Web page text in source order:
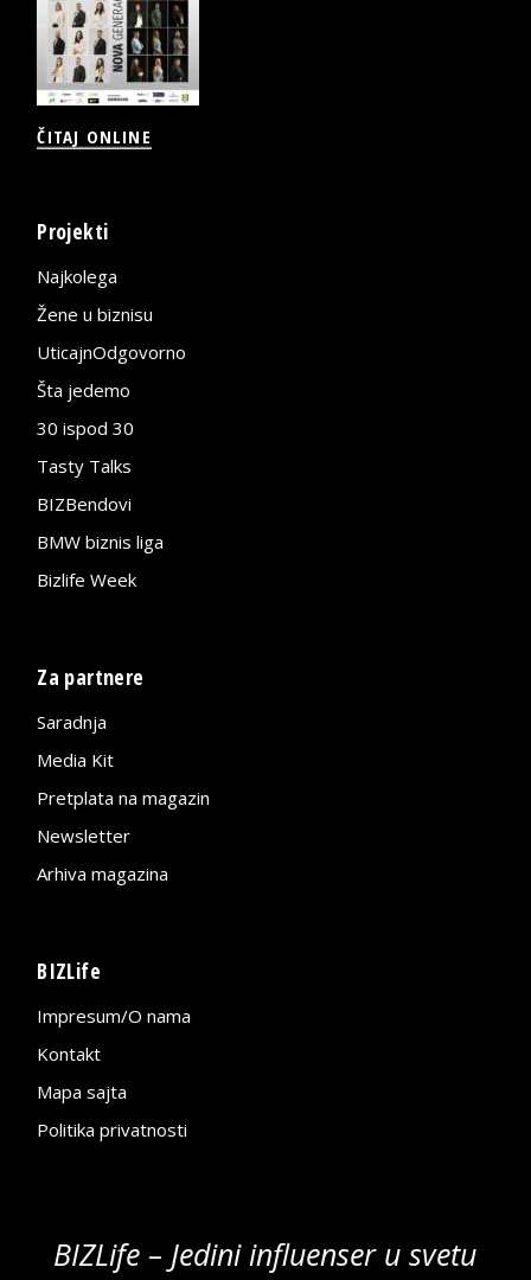
ČITAJ ONLINE
Projekti
Najkolega
Žene u biznisu
UticajnOdgovorno
Šta jedemo
30 ispod 30
Tasty Talks
BIZBendovi
BMW biznis liga
Bizlife Week
Za partnere
Saradnja
Media Kit
Pretplata na magazin
Newsletter
Arhiva magazina
BIZLife
Impresum/O nama
Kontakt
Mapa sajta
Politika privatnosti
BIZLife – Jedini influenser u svetu